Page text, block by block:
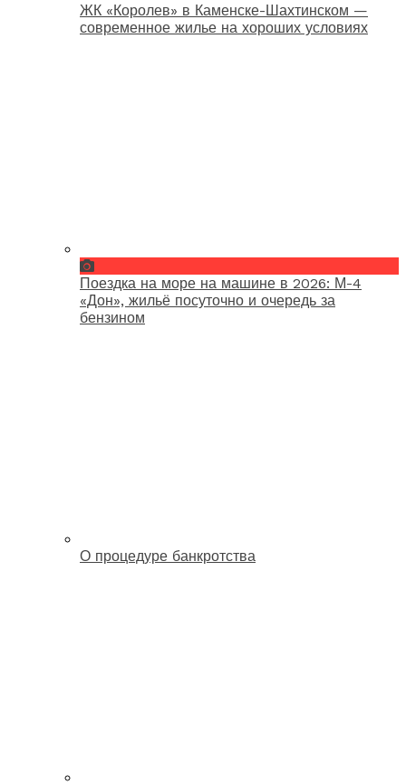
ЖК «Королев» в Каменске-Шахтинском —
современное жилье на хороших условиях
Поездка на море на машине в 2026: М-4
«Дон», жильё посуточно и очередь за
бензином
О процедуре банкротства